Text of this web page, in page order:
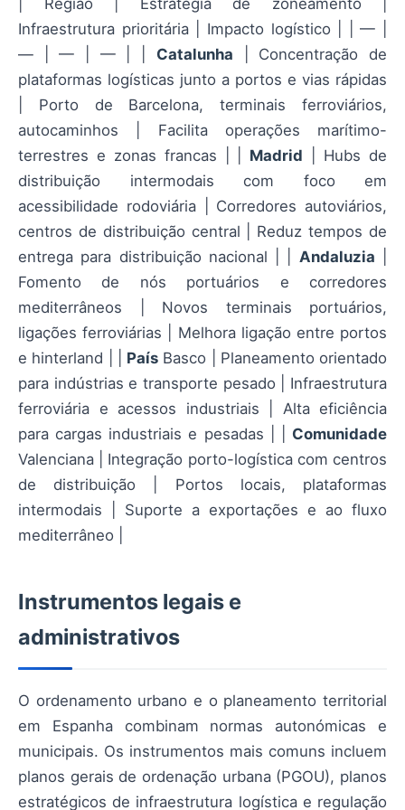
| Região | Estratégia de zoneamento |
Infraestrutura prioritária | Impacto logístico | | — |
— | — | — | | Catalunha | Concentração de
plataformas logísticas junto a portos e vias rápidas
| Porto de Barcelona, terminais ferroviários,
autocaminhos | Facilita operações marítimo-
terrestres e zonas francas | | Madrid | Hubs de
distribuição intermodais com foco em
acessibilidade rodoviária | Corredores autoviários,
centros de distribuição central | Reduz tempos de
entrega para distribuição nacional | | Andaluzia
Fomento de nós portuários e corredores
mediterrâneos | Novos terminais portuários,
ligações ferroviárias | Melhora ligação entre portos
e hinterland | | País Basco | Planeamento orientado
para indústrias e transporte pesado | Infraestrutura
ferroviária e acessos industriais | Alta eficiência
para cargas industriais e pesadas | | Comunidade
Valenciana | Integração porto-logística com centros
de distribuição | Portos locais, plataformas
intermodais | Suporte a exportações e ao fluxo
mediterrâneo |
Instrumentos legais e
administrativos
O ordenamento urbano e o planeamento territorial
em Espanha combinam normas autonómicas e
municipais. Os instrumentos mais comuns incluem
planos gerais de ordenação urbana (PGOU), planos
estratégicos de infraestrutura logística e regulação